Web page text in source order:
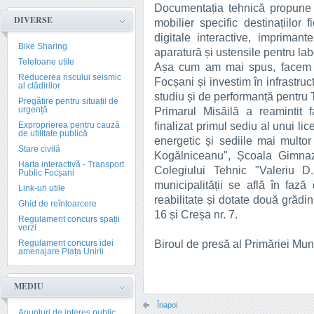
DIVERSE
Bike Sharing
Telefoane utile
Reducerea riscului seismic
al clădirilor
Pregătire pentru situații de
urgență
Exproprierea pentru cauză
de utilitate publică
Stare civilă
Harta interactivă - Transport
Public Focșani
Link-uri utile
Ghid de reîntoarcere
Regulament concurs spații
verzi
Regulament concurs idei
amenajare Piața Unirii
MEDIU
Documentația tehnică
mobilier specific destinațiilor
digitale interactive,
aparatură și ustensile pentru
Așa cum am mai spus,
Focșani și investim în
studiu și de performanță pentru
Primarul Misăilă a reamintit
finalizat primul sediu al unui
energetic și sediile mai
Kogălniceanu", Școala
Colegiului Tehnic "Valeriu
municipalității se află în fază
reabilitate și dotate două
16 și Creșa nr. 7.
Biroul de presă al Primăriei
Înapoi